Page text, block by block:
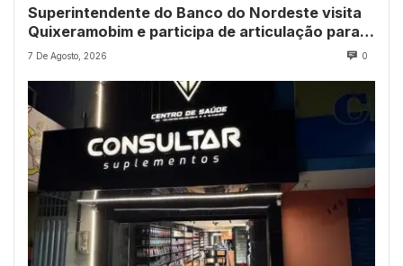
Superintendente do Banco do Nordeste visita
Quixeramobim e participa de articulação para
avanço do futuro shopping
7 De Agosto, 2026 0